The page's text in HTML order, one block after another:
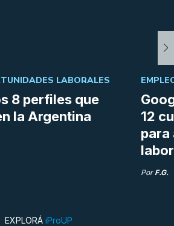
8 perfiles que
la Argentina
LABORALES
12
para
Por F.G.
EXPLORÁ iProUP